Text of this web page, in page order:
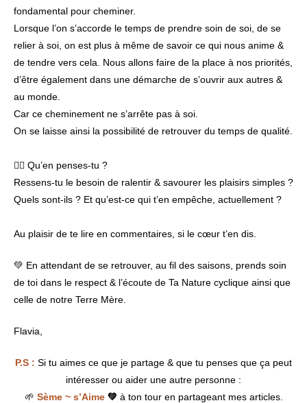
fondamental pour cheminer.
Lorsque l’on s’accorde le temps de prendre soin de soi, de se
relier à soi, on est plus à même de savoir ce qui nous anime &
de tendre vers cela. Nous allons faire de la place à nos priorités,
d’être également dans une démarche de s’ouvrir aux autres &
au monde.
Car ce cheminement ne s’arrête pas à soi.
On se laisse ainsi la possibilité de retrouver du temps de qualité.
👉🏾 Qu’en penses-tu ?
Ressens-tu le besoin de ralentir & savourer les plaisirs simples ?
Quels sont-ils ? Et qu’est-ce qui t’en empêche, actuellement ?
Au plaisir de te lire en commentaires, si le cœur t’en dis.
💚 En attendant de se retrouver, au fil des saisons, prends soin
de toi dans le respect & l’écoute de Ta Nature cyclique ainsi que
celle de notre Terre Mère.
Flavia,
P.S : Si tu aimes ce que je partage & que tu penses que ça peut
intéresser ou aider une autre personne :
🌱 Sème ~ s’Aime💚 à ton tour en partageant mes articles.